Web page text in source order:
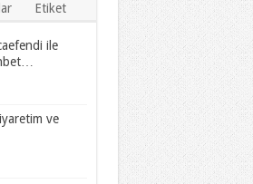
Etiket
ile
ve